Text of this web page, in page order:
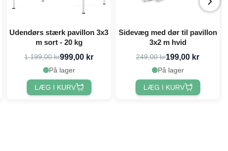
Udendørs stærk pavillon 3x3
m sort - 20 kg
1.199,00 kr999,00 kr
På lager
LÆG I KURV
Sidevæg med dør til pavillon
3x2 m hvid
249,00 kr199,00 kr
På lager
LÆG I KURV